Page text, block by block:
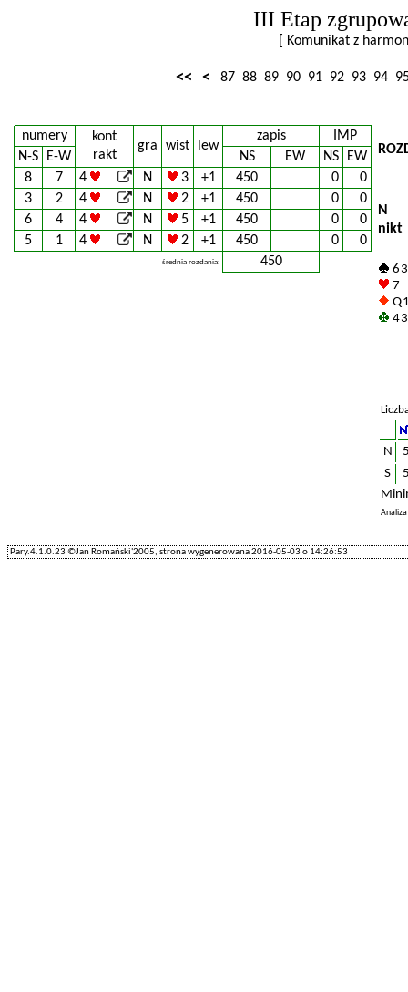
III Etap
[ Komunikat z
<< < 87 88 89 90 91 92 93 94
numery
kont
rakt
gra wist lew
zapis
IMP
N-S
E-W NS EW NS
EW
8
7 4 N 3 +1 450 0
0
3
2 4 N 2 +1 450 0
0
6
4 4 N 5 +1 450 0
0
5
1 4 N 2 +1 450 0 0
średnia rozdania: 450
N
nikt
6
7
Q
4 3
N
S
Pary.4.1.0.23 ©Jan Romański'2005, strona wygenerowana 2016-05-03 o 14:26:53